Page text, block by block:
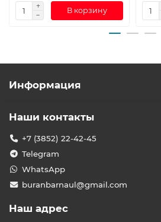
В корзину
Информация
Наши контакты
+7 (3852) 22-42-45
Telegram
WhatsApp
buranbarnaul@gmail.com
Наш адрес